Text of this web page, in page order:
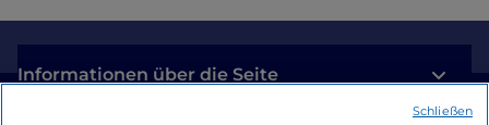
Informationen über die Seite
Schließen